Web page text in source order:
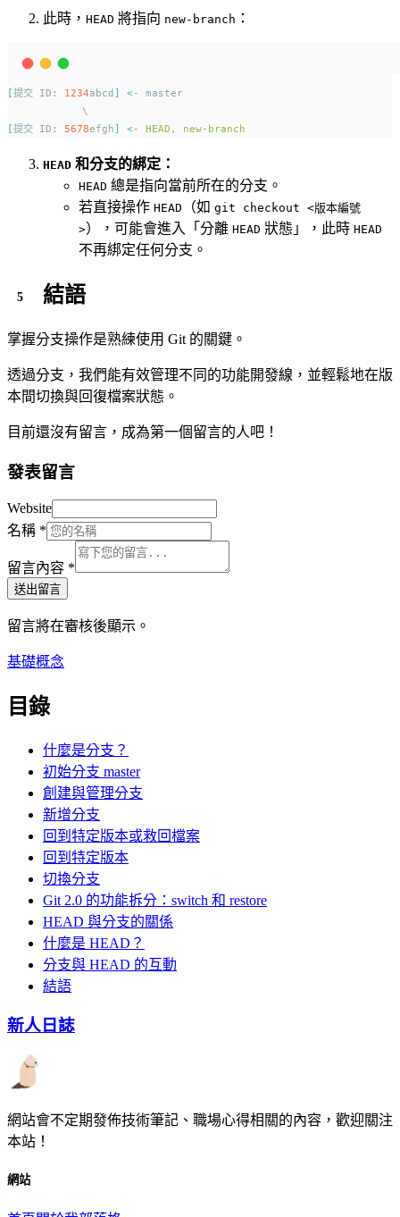
此時， HEAD 將指向 new-branch ：
[提交 ID: 1234abcd ] <- master
            \
[提交 ID: 5678efgh] <- HEAD, new-branch
HEAD 和分支的綁定：
HEAD 總是指向當前所在的分支。
若直接操作 HEAD （如 git checkout <版本編號
>），可能會進入「分離 HEAD 狀態」，此時 HEAD
不再綁定任何分支。
結語
掌握分支操作是熟練使用 Git 的關鍵。
透過分支，我們能有效管理不同的功能開發線，並輕鬆地在版
本間切換與回復檔案狀態。
目前還沒有留言，成為第一個留言的人吧！
發表留言
Website
名稱 *
留言內容 *
送出留言
留言將在審核後顯示。
基礎概念
目錄
什麼是分支？
初始分支 master
創建與管理分支
新增分支
回到特定版本或救回檔案
回到特定版本
切換分支
Git 2.0 的功能拆分：switch 和 restore
HEAD 與分支的關係
什麼是 HEAD？
分支與 HEAD 的互動
結語
新人日誌
網站會不定期發佈技術筆記、職場心得相關的內容，歡迎關注
本站！
網站